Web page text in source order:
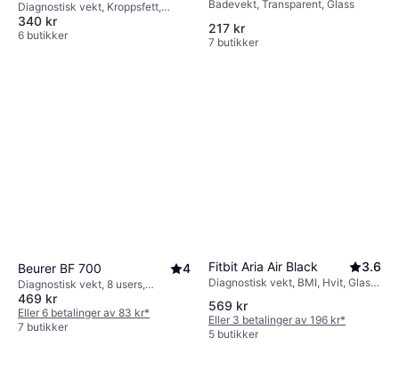
Diagnostisk vekt, Kroppsfett,
Muskelmasse, Benmasse, Svart,
Glass
340 kr
6 butikker
Badevekt, Transparent, Glass
217 kr
7 butikker
Beurer BF 700 4
Diagnostisk vekt, 8 users,
Kroppsfett, Kaloribehov,
Vannprosent i kroppen, Benmasse,
Muskelmasse, BMI, Svart, Glass
469 kr
Eller 6 betalinger av 83 kr*
7 butikker
Fitbit Aria Air Black 3.6
Diagnostisk vekt, BMI, Hvit, Glass,
569 kr
Eller 3 betalinger av 196 kr*
5 butikker